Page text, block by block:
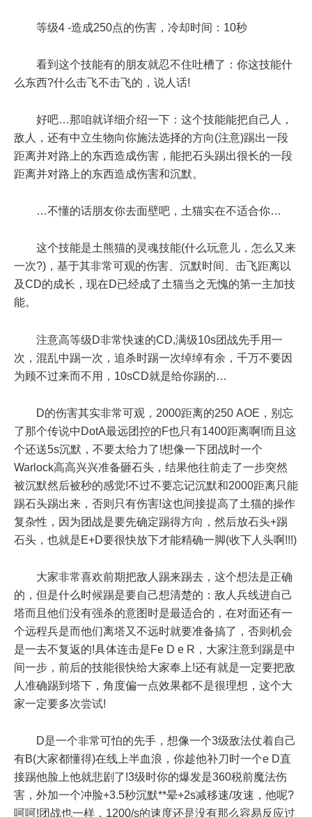
等级4 -造成250点的伤害，冷却时间：10秒
看到这个技能有的朋友就忍不住吐槽了：你这技能什
么东西?什么击飞不击飞的，说人话!
好吧…那咱就详细介绍一下：这个技能能把自己人，
敌人，还有中立生物向你施法选择的方向(注意)踢出一段
距离并对路上的东西造成伤害，能把石头踢出很长的一段
距离并对路上的东西造成伤害和沉默。
…不懂的话朋友你去面壁吧，土猫实在不适合你…
这个技能是土熊猫的灵魂技能(什么玩意儿，怎么又来
一次?)，基于其非常可观的伤害、沉默时间、击飞距离以
及CD的成长，现在D已经成了土猫当之无愧的第一主加技
能。
注意高等级D非常快速的CD,满级10s团战先手用一
次，混乱中踢一次，追杀时踢一次绰绰有余，千万不要因
为顾不过来而不用，10sCD就是给你踢的…
D的伤害其实非常可观，2000距离的250 AOE，别忘
了那个传说中DotA最远团控的F也只有1400距离啊!而且这
个还送5s沉默，不要太给力了!想像一下团战时一个
Warlock高高兴兴准备砸石头，结果他往前走了一步突然
被沉默然后被秒的感觉!不过不要忘记沉默和2000距离只能
踢石头踢出来，否则只有伤害!这也间接提高了土猫的操作
复杂性，因为团战是要先确定踢得方向，然后放石头+踢
石头，也就是E+D要很快放下才能精确一脚(收下人头啊!!!)
大家非常喜欢前期把敌人踢来踢去，这个想法是正确
的，但是什么时候踢是要自己想清楚的：敌人兵线进自己
塔而且他们没有强杀的意图时是最适合的，在对面还有一
个远程兵是而他们离塔又不远时就要准备搞了，否则机会
是一去不复返的!具体连击是Fe D e R，大家注意到踢是中
间一步，前后的技能很快给大家奉上!还有就是一定要把敌
人准确踢到塔下，角度偏一点效果都不是很理想，这个大
家一定要多次尝试!
D是一个非常可怕的先手，想像一个3级敌法仗着自己
有B(大家都懂得)在线上半血浪，你趁他补刀时一个e D直
接踢他脸上他就悲剧了!3级时你的爆发是360税前魔法伤
害，外加一个冲脸+3.5秒沉默**晕+2s减移速/攻速，他呢?
呵呵!团战也一样，1200/s的速度还是没有那么容易反应过